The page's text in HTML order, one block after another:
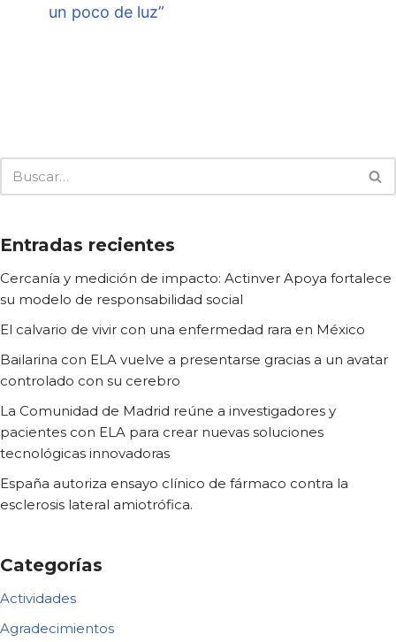
un poco de luz”
Entradas recientes
Cercanía y medición de impacto: Actinver Apoya fortalece
su modelo de responsabilidad social
El calvario de vivir con una enfermedad rara en México
Bailarina con ELA vuelve a presentarse gracias a un avatar
controlado con su cerebro
La Comunidad de Madrid reúne a investigadores y
pacientes con ELA para crear nuevas soluciones
tecnológicas innovadoras
España autoriza ensayo clínico de fármaco contra la
esclerosis lateral amiotrófica.
Categorías
Actividades
Agradecimientos